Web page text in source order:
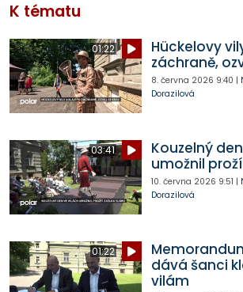
K tématu
01:22
Hückelovy
záchraně,
8. června 2026 9:40 |
Dorazilová
03:41
Kouzelný
umožnil
10. června 2026 9:51 |
Dorazilová
01:22
dává šanci
vilám